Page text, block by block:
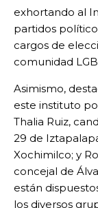
exhortando al
partidos
cargos de
comunidad
Asimismo,
este instituto
Thalia Ruiz,
29 de
Xochimilco; y
concejal de
están
los diversos